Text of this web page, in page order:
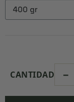
CANTIDAD −